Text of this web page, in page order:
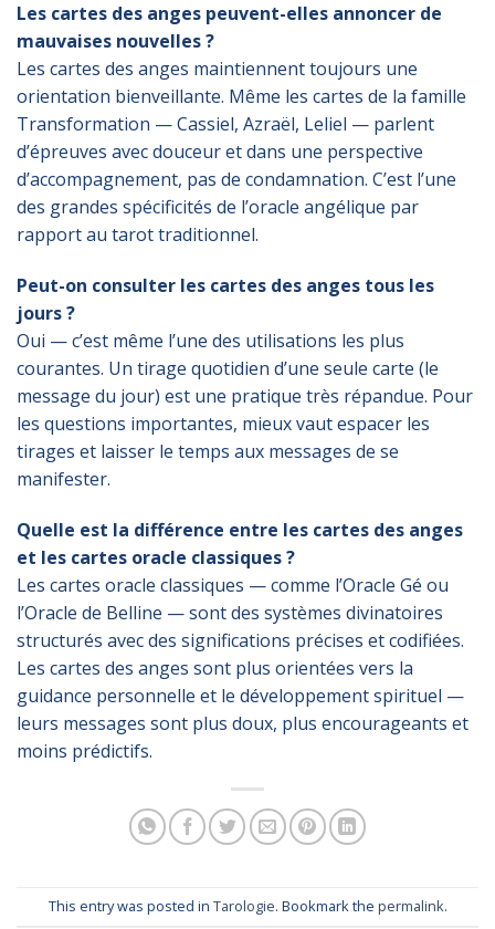
Les cartes des anges peuvent-elles annoncer de
mauvaises nouvelles ?
Les cartes des anges maintiennent toujours une
orientation bienveillante. Même les cartes de la famille
Transformation — Cassiel, Azraël, Leliel — parlent
d’épreuves avec douceur et dans une perspective
d’accompagnement, pas de condamnation. C’est l’une
des grandes spécificités de l’oracle angélique par
rapport au tarot traditionnel.
Peut-on consulter les cartes des anges tous les
jours ?
Oui — c’est même l’une des utilisations les plus
courantes. Un tirage quotidien d’une seule carte (le
message du jour) est une pratique très répandue. Pour
les questions importantes, mieux vaut espacer les
tirages et laisser le temps aux messages de se
manifester.
Quelle est la différence entre les cartes des anges
et les cartes oracle classiques ?
Les cartes oracle classiques — comme l’Oracle Gé ou
l’Oracle de Belline — sont des systèmes divinatoires
structurés avec des significations précises et codifiées.
Les cartes des anges sont plus orientées vers la
guidance personnelle et le développement spirituel —
leurs messages sont plus doux, plus encourageants et
moins prédictifs.
This entry was posted in Tarologie. Bookmark the permalink.